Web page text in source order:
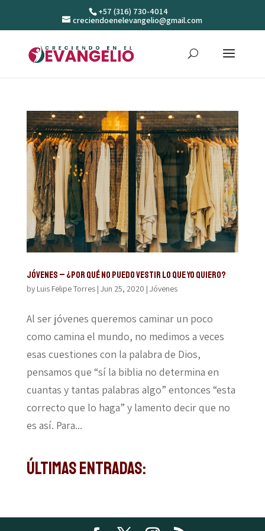
+57 (316) 730-4014
creciendoenelevangelio@gmail.com
JÓVENES – ¿POR QUÉ NO PUEDO VESTIR LO QUE YO QUIERO?
by Luis Felipe Torres| Jun 25, 2020 | Jóvenes
Al ser jóvenes queremos caminar un poco
como camina el mundo, no medimos a veces
esas cuestiones con la palabra de Dios,
pensamos que “sí la biblia no determina en
cuantas y tantas palabras algo” entonces “esta
correcto que lo haga” y lamento decir que no
es así. Para...
Últimas Entradas: